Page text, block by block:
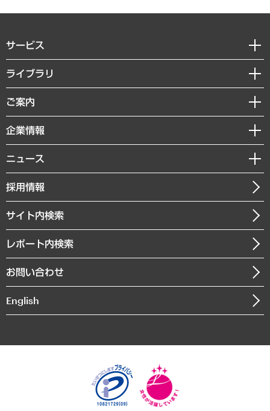
サービス
経営戦略
組織・人事戦略
デジタルイノベーション
共生・ダイバーシティ
GRC（ガバナンス・リスク・コンプライアンス）・防災（政策）
経済・産業・雇用・労働
まちづくり・観光・交通・スポーツ・スマートシティ
自然資源・農林水産業・食料システム
ライブラリ
経済調査
レポート
コラム
経営用語集
受託・受注実績（官公庁関連）
メディア掲載・出演
ご案内
セミナー・イベント情報
MUFGビジネスセミナー
受託案件情報
企業情報
私たちの想い
社長メッセージ
会社概要
沿革
組織図・本部部室紹介
インドネシア現地法人
個人情報保護方針
ニュース
ニュースリリース
お知らせ
採用情報
サイト内検索
レポート内検索
お問い合わせ
English